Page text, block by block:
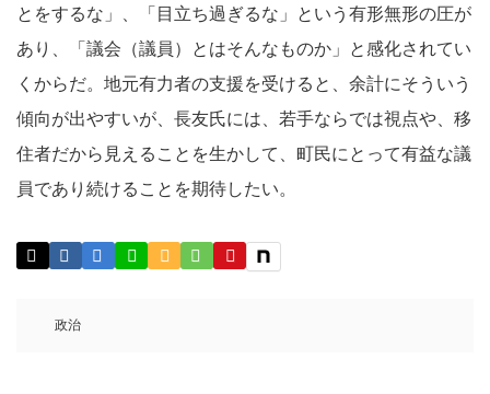
とをするな」、「目立ち過ぎるな」という有形無形の圧が
あり、「議会（議員）とはそんなものか」と感化されてい
くからだ。地元有力者の支援を受けると、余計にそういう
傾向が出やすいが、長友氏には、若手ならでは視点や、移
住者だから見えることを生かして、町民にとって有益な議
員であり続けることを期待したい。
政治